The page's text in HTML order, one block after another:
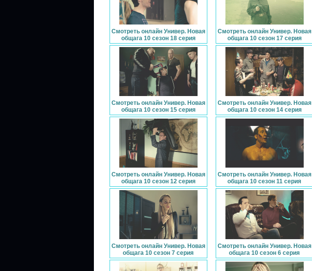
Смотреть онлайн Универ. Новая
общага 10 сезон 18 серия
Смотреть онлайн Универ. Новая
общага 10 сезон 17 серия
Смотреть онлайн Универ. Новая
общага 10 сезон 15 серия
Смотреть онлайн Универ. Новая
общага 10 сезон 14 серия
Смотреть онлайн Универ. Новая
общага 10 сезон 12 серия
Смотреть онлайн Универ. Новая
общага 10 сезон 11 серия
Смотреть онлайн Универ. Новая
общага 10 сезон 7 серия
Смотреть онлайн Универ. Новая
общага 10 сезон 6 серия